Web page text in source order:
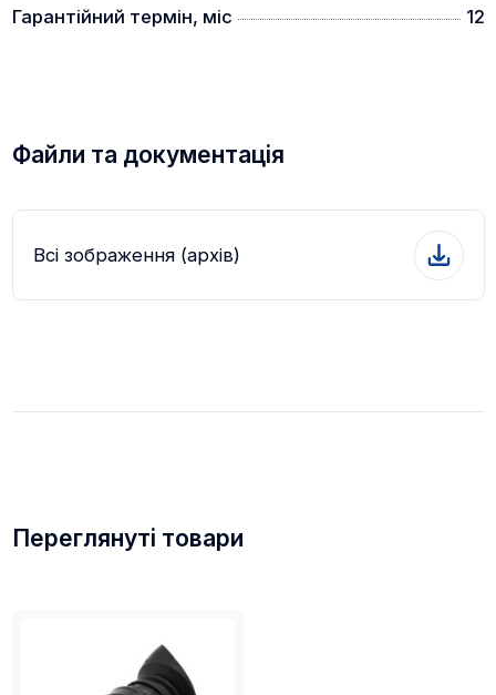
Гарантійний термін, міс
12
Файли та документація
Всі зображення (архів)
Переглянуті товари